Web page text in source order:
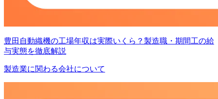
豊田自動織機の工場年収は実際いくら？製造職・期間工の給
与実態を徹底解説
製造業に関わる会社について